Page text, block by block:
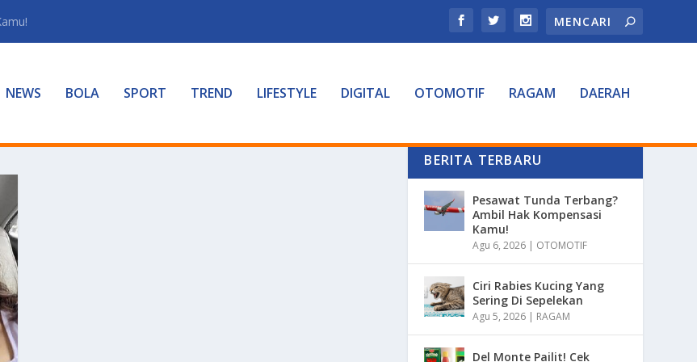
NEWS BOLA SPORT TREND LIFESTYLE DIGITAL OTOMOTIF RAGAM DAERAH
BERITA TERBARU
Pesawat Tunda Terbang?
Ambil Hak Kompensasi
Kamu!
Agu 6, 2026 | OTOMOTIF
Ciri Rabies Kucing Yang
Sering Di Sepelekan
Agu 5, 2026 | RAGAM
Del Monte Pailit! Cek